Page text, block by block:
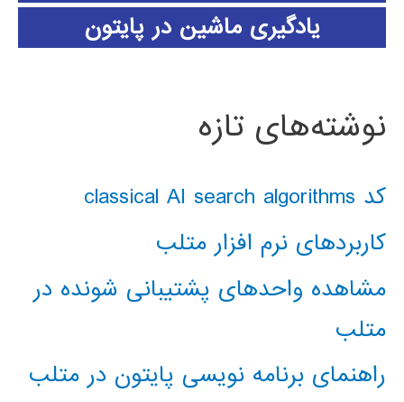
یادگیری ماشین در پایتون
نوشته‌های تازه
کد classical AI search algorithms
کاربردهای نرم افزار متلب
مشاهده واحدهای پشتیبانی شونده در
متلب
راهنمای برنامه نویسی پایتون در متلب